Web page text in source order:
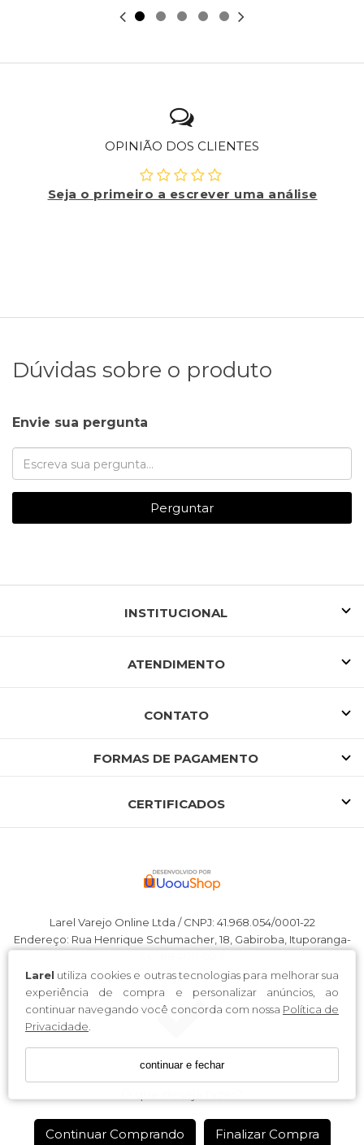
Larel utiliza cookies e outras tecnologias para melhorar sua
experiência de compra e personalizar anúncios, ao
continuar navegando você concorda com nossa Política de
Privacidade
continuar e fechar
OPINIÃO DOS CLIENTES
Seja o primeiro a escrever uma análise
Dúvidas sobre o produto
Envie sua pergunta
Perguntar
INSTITUCIONAL
ATENDIMENTO
CONTATO
FORMAS DE PAGAMENTO
CERTIFICADOS
Larel Varejo Online Ltda / CNPJ: 41.968.054/0001-22
Endereço: Rua Henrique Schumacher, 18, Gabiroba, Ituporanga-
Produto adicionado com sucesso!
Continuar Comprando Finalizar Compra